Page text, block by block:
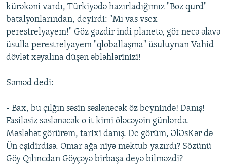
kürəkəni vardı, Türkiyədə hazırladığımız "Boz qurd"
batalyonlarından, deyirdi: "Mı vas vsex
perestrelyayem!" Göz gəzdir indi planetə, gör necə əlavə
üsulla perestrelyayem "qloballaşma" üsuluynan Vahid
dövlət xəyalına düşən əbləhlərinizi!
Səməd dedi:
- Bax, bu çılğın səsin səslənəcək öz beynində! Danış!
Fasiləsiz səslənəcək o it kimi öləcəyəin günlərdə.
Məsləhət görürəm, tarixi danış. De görüm, ƏlƏsKər də
Ün eşidirdisə. Omar ağa niyə məktub yazırdı? Sözünü
Göy Qılıncdan Göyçəyə birbaşa deyə bilməzdi?